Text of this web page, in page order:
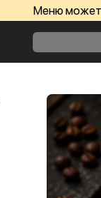
Меню может